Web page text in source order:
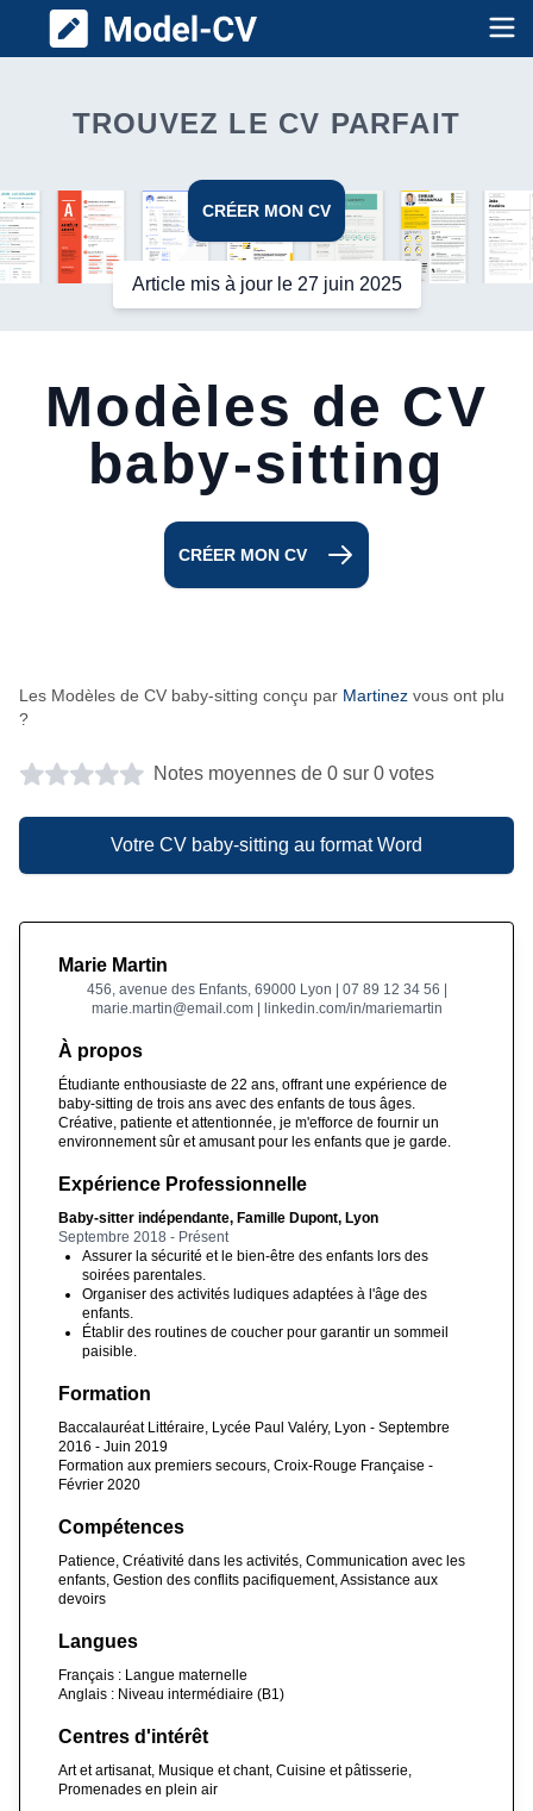
Model CV
TROUVEZ LE CV PARFAIT
CRÉER MON CV
Article mis à jour le 27 juin 2025
Modèles de CV
baby-sitting
CRÉER MON CV
Les Modèles de CV baby-sitting conçu par Martinez vous ont plu
?
Notes moyennes de 0 sur 0 votes
Votre CV baby-sitting au format Word
Marie Martin
456, avenue des Enfants, 69000 Lyon | 07 89 12 34 56 |
marie.martin@email.com | linkedin.com/in/mariemartin
À propos
Étudiante enthousiaste de 22 ans, offrant une expérience de
baby-sitting de trois ans avec des enfants de tous âges.
Créative, patiente et attentionnée, je m'efforce de fournir un
environnement sûr et amusant pour les enfants que je garde.
Expérience Professionnelle
Baby-sitter indépendante, Famille Dupont, Lyon
Septembre 2018 - Présent
Assurer la sécurité et le bien-être des enfants lors des
soirées parentales.
Organiser des activités ludiques adaptées à l'âge des
enfants.
Établir des routines de coucher pour garantir un sommeil
paisible.
Formation
Baccalauréat Littéraire, Lycée Paul Valéry, Lyon - Septembre
2016 - Juin 2019
Formation aux premiers secours, Croix-Rouge Française -
Février 2020
Compétences
Patience, Créativité dans les activités, Communication avec les
enfants, Gestion des conflits pacifiquement, Assistance aux
devoirs
Langues
Français : Langue maternelle
Anglais : Niveau intermédiaire (B1)
Centres d'intérêt
Art et artisanat, Musique et chant, Cuisine et pâtisserie,
Promenades en plein air